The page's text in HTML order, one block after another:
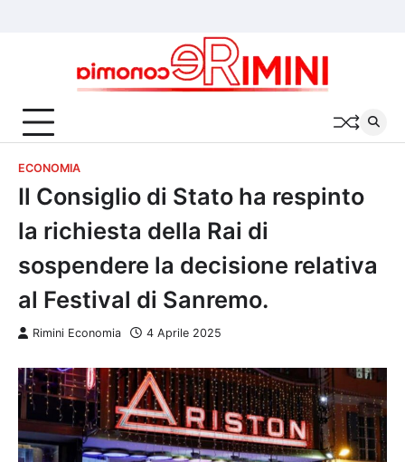
siamo
Policy
Policy
ECONOMIA
Il Consiglio di Stato ha respinto
la richiesta della Rai di
sospendere la decisione relativa
al Festival di Sanremo.
Rimini Economia 4 Aprile 2025